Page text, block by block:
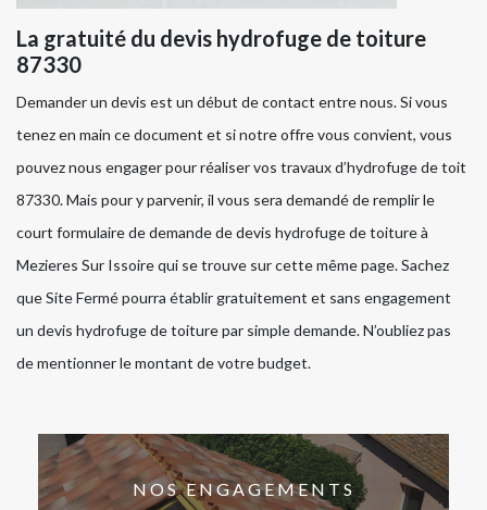
La gratuité du devis hydrofuge de toiture
87330
Demander un devis est un début de contact entre nous. Si vous
tenez en main ce document et si notre offre vous convient, vous
pouvez nous engager pour réaliser vos travaux d’hydrofuge de toit
87330. Mais pour y parvenir, il vous sera demandé de remplir le
court formulaire de demande de devis hydrofuge de toiture à
Mezieres Sur Issoire qui se trouve sur cette même page. Sachez
que Site Fermé pourra établir gratuitement et sans engagement
un devis hydrofuge de toiture par simple demande. N’oubliez pas
de mentionner le montant de votre budget.
NOS ENGAGEMENTS